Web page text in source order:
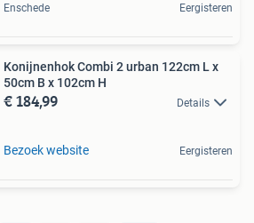
Enschede Eergisteren
Konijnenhok Combi 2 urban 122cm L x
50cm B x 102cm H
€ 184,99 Details
Bezoek website Eergisteren